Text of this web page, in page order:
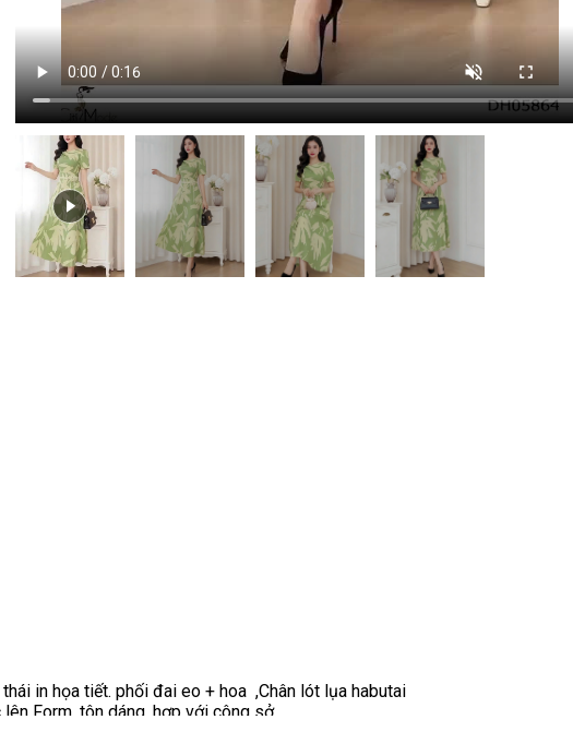
in họa tiết. phối đai eo + hoa ,Chân lót lụa habutai
lên Form, tôn dáng, hợp với công sở